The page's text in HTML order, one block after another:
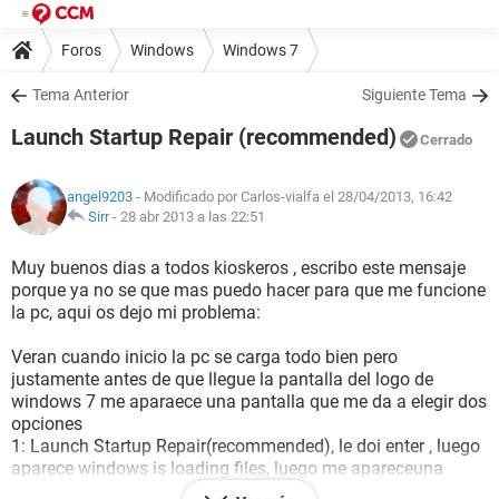
Foros Windows Windows 7
Tema Anterior Siguiente Tema
Launch Startup Repair (recommended) Cerrado
angel9203 - Modificado por Carlos-vialfa el 28/04/2013, 16:42
Sirr- 28 abr 2013 a las 22:51
Muy buenos dias a todos kioskeros , escribo este mensaje
porque ya no se que mas puedo hacer para que me funcione
la pc, aqui os dejo mi problema:
Veran cuando inicio la pc se carga todo bien pero
justamente antes de que llegue la pantalla del logo de
windows 7 me aparaece una pantalla que me da a elegir dos
opciones
1: Launch Startup Repair(recommended), le doi enter , luego
aparece windows is loading files, luego me apareceuna
ventanita ue se llama Startup Repair que el programa que se